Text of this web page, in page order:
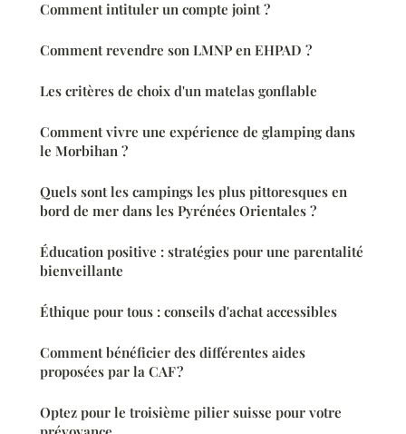
Comment intituler un compte joint ?
Comment revendre son LMNP en EHPAD ?
Les critères de choix d'un matelas gonflable
Comment vivre une expérience de glamping dans
le Morbihan ?
Quels sont les campings les plus pittoresques en
bord de mer dans les Pyrénées Orientales ?
Éducation positive : stratégies pour une parentalité
bienveillante
Éthique pour tous : conseils d'achat accessibles
Comment bénéficier des différentes aides
proposées par la CAF ?
Optez pour le troisième pilier suisse pour votre